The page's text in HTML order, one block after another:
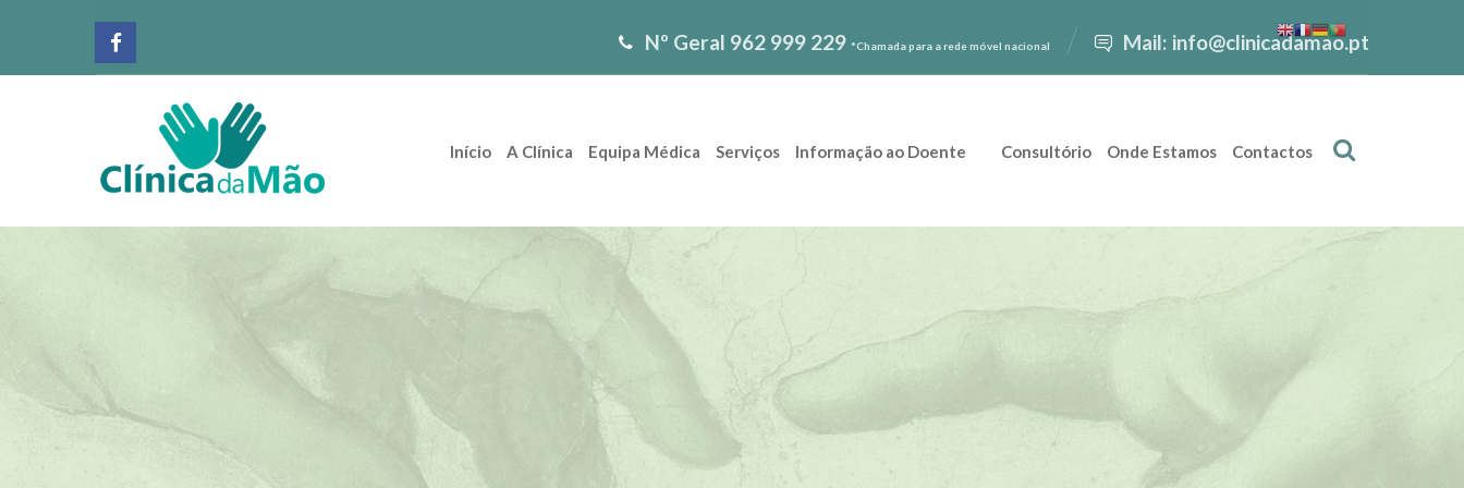
Mail: info@clinicadamao.pt
Nº Geral 962 999 229 *Chamada para a rede móvel nacional
Início A Clínica Equipa Médica Serviços Informação ao Doente Consultório Onde Estamos Contactos